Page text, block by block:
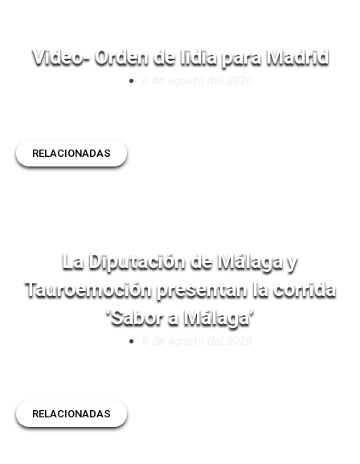
Video- Orden de lidia para Madrid
RELACIONADAS
La Diputación de Málaga y
Tauroemoción presentan la corrida
‘Sabor a Málaga’
RELACIONADAS